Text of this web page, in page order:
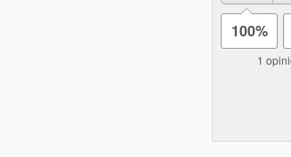
100%
1